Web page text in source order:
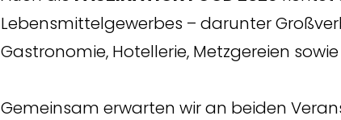
Lebensmittelgewerbes – darunter
Gastronomie, Hotellerie, Metzgereien
Gemeinsam erwarten wir an beiden